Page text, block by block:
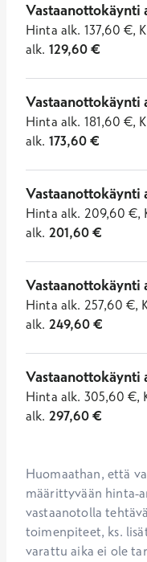
Vastaanottokäynti
Hinta alk. 137,60 €,
alk. 129,60€
Vastaanottokäynti
Hinta alk. 181,60 €,
alk. 173,60€
Vastaanottokäynti
Hinta alk. 209,60 €,
alk. 201,60€
Vastaanottokäynti
Hinta alk. 257,60 €,
alk. 249,60€
Vastaanottokäynti
Hinta alk. 305,60 €,
alk. 297,60€
Huomaathan, että
määrittyvään hinta-
vastaanotolla
toimenpiteet, ks.
varattu aika ei ole